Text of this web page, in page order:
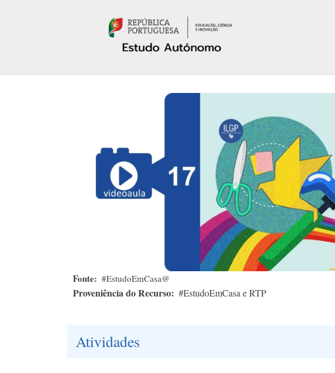
Fonte #EstudoEmCasa@
Proveniência do Recurso #EstudoEmCasa e RTP
Atividades